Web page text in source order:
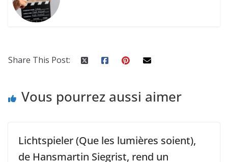
Share This Post:
Vous pourrez aussi aimer
Lichtspieler (Que les lumières soient),
de Hansmartin Siegrist, rend un